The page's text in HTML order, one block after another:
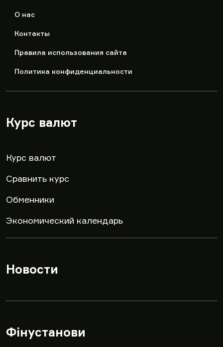
О нас
Контакты
Правила использования сайта
Политика конфиденциальности
Курс валют
Курс валют
Сравнить курс
Обменники
Экономический календарь
Новости
Фінустанови